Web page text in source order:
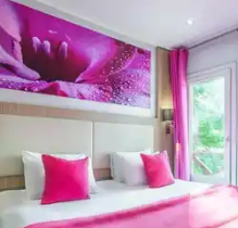
Forrige bilde